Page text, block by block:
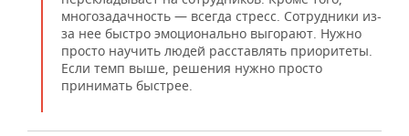
многозадачность — всегда стресс. Сотрудники из-
за нее быстро эмоционально выгорают. Нужно
просто научить людей расставлять приоритеты.
Если темп выше, решения нужно просто
принимать быстрее.